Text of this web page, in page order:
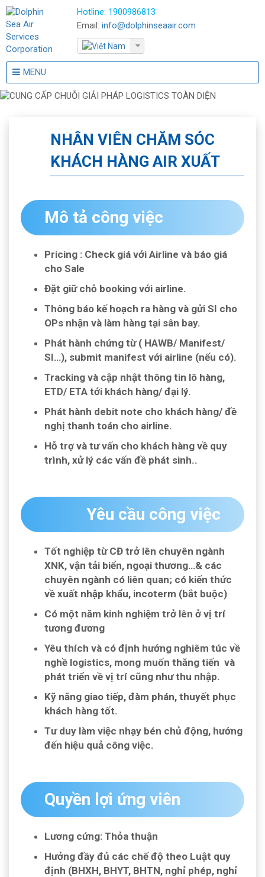
Hotline: 1900986813
Email: info@dolphinseaair.com
MENU
NHÂN VIÊN CHĂM SÓC
KHÁCH HÀNG AIR XUẤT
Mô tả công việc
Pricing : Check giá với Airline và báo giá
cho Sale
Đặt giữ chỗ booking với airline.
Thông báo kế hoạch ra hàng và gửi SI cho
OPs nhận và làm hàng tại sân bay.
Phát hành chứng từ ( HAWB/ Manifest/
SI…), submit manifest với airline (nếu có).
Tracking và cập nhật thông tin lô hàng,
ETD/ ETA tới khách hàng/ đại lý.
Phát hành debit note cho khách hàng/ đề
nghị thanh toán cho airline.
Hỗ trợ và tư vấn cho khách hàng về quy
trình, xử lý các vấn đề phát sinh..
Yêu cầu công việc
Tốt nghiệp từ CĐ trở lên chuyên ngành
XNK, vận tải biển, ngoại thương…& các
chuyên ngành có liên quan; có kiến thức
về xuất nhập khẩu, incoterm (bắt buộc)
Có một năm kinh nghiệm trở lên ở vị trí
tương đương
Yêu thích và có định hướng nghiêm túc về
nghề logistics, mong muốn thăng tiến và
phát triển về vị trí cũng như thu nhập.
Kỹ năng giao tiếp, đàm phán, thuyết phục
khách hàng tốt.
Tư duy làm việc nhạy bén chủ động, hướng
đến hiệu quả công việc.
Quyền lợi ứng viên
Lương cứng: Thỏa thuận
Hưởng đầy đủ các chế độ theo Luật quy
định (BHXH, BHYT, BHTN, nghỉ phép, nghỉ